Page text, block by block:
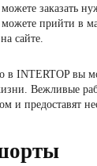
заказать
прийти в
сайте.
в INTERTOP вы
Вежливые
и предоставят